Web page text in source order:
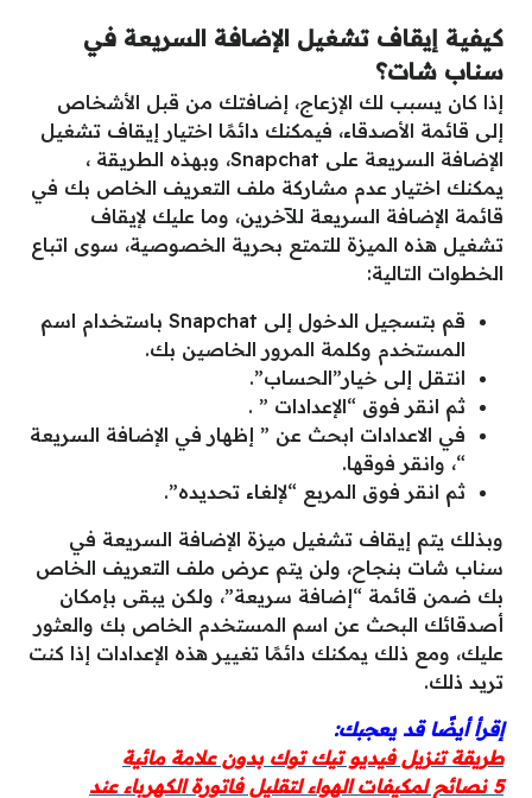
كيفية إيقاف تشغيل الإضافة السريعة في
سناب شات؟
إذا كان يسبب لك الإزعاج، إضافتك من قبل الأشخاص
إلى قائمة الأصدقاء، فيمكنك دائمًا اختيار إيقاف تشغيل
الإضافة السريعة على Snapchat، وبهذه الطريقة ،
يمكنك اختيار عدم مشاركة ملف التعريف الخاص بك في
قائمة الإضافة السريعة للآخرين، وما عليك لإيقاف
تشغيل هذه الميزة للتمتع بحرية الخصوصية، سوى اتباع
الخطوات التالية:
قم بتسجيل الدخول إلى Snapchat باستخدام اسم
المستخدم وكلمة المرور الخاصين بك.
انتقل إلى خيار”الحساب”.
ثم انقر فوق “الإعدادات ” .
في الاعدادات ابحث عن ” إظهار في الإضافة السريعة
“، وانقر فوقها.
ثم انقر فوق المربع “لإلغاء تحديده”.
وبذلك يتم إيقاف تشغيل ميزة الإضافة السريعة في
سناب شات بنجاح، ولن يتم عرض ملف التعريف الخاص
بك ضمن قائمة “إضافة سريعة”، ولكن يبقى بإمكان
أصدقائك البحث عن اسم المستخدم الخاص بك والعثور
عليك، ومع ذلك يمكنك دائمًا تغيير هذه الإعدادات إذا كنت
تريد ذلك.
إقرأ أيضًا قد يعجبك:
طريقة تنزيل فيديو تيك توك بدون علامة مائية
5 نصائح لمكيفات الهواء لتقليل فاتورة الكهرباء عند